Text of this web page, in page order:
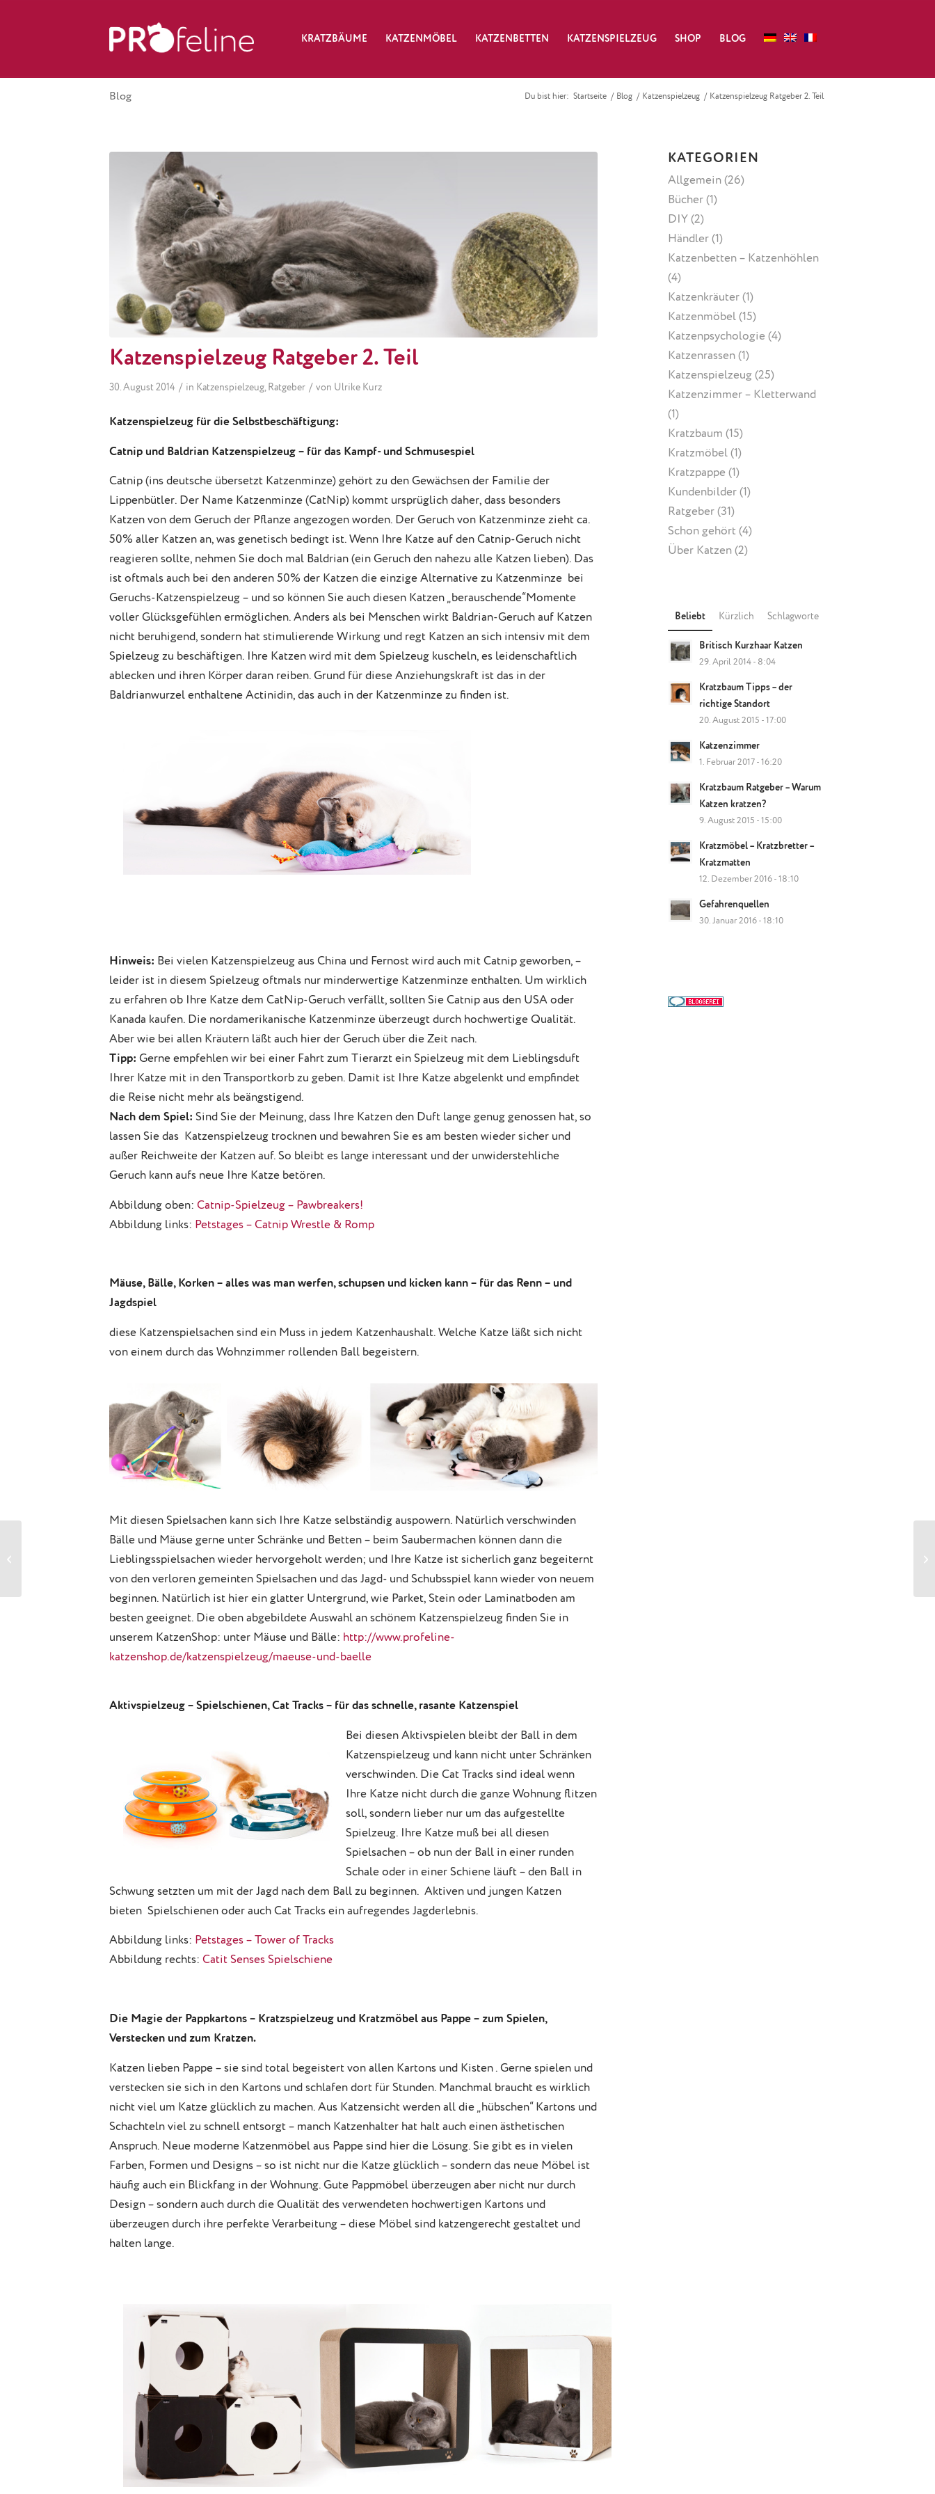
KRATZBÄUME KATZENMÖBEL KATZENBETTEN KATZENSPIELZEUG SHOP BLOG
Blog Du bist hier: Startseite / Blog / Katzenspielzeug / Katzenspielzeug Ratgeber 2. Teil
Katzenspielzeug Ratgeber 2. Teil
30. August 2014 / in Katzenspielzeug, Ratgeber / von Ulrike Kurz
Katzenspielzeug für die Selbstbeschäftigung:
Catnip und Baldrian Katzenspielzeug – für das Kampf- und Schmusespiel
Catnip (ins deutsche übersetzt Katzenminze) gehört zu den Gewächsen der Familie der
Lippenbütler. Der Name Katzenminze (CatNip) kommt ursprüglich daher, dass besonders
Katzen von dem Geruch der Pflanze angezogen worden. Der Geruch von Katzenminze zieht ca.
50% aller Katzen an, was genetisch bedingt ist. Wenn Ihre Katze auf den Catnip-Geruch nicht
reagieren sollte, nehmen Sie doch mal Baldrian (ein Geruch den nahezu alle Katzen lieben). Das
ist oftmals auch bei den anderen 50% der Katzen die einzige Alternative zu Katzenminze bei
Geruchs-Katzenspielzeug – und so können Sie auch diesen Katzen „berauschende“Momente
voller Glücksgefühlen ermöglichen. Anders als bei Menschen wirkt Baldrian-Geruch auf Katzen
nicht beruhigend, sondern hat stimulierende Wirkung und regt Katzen an sich intensiv mit dem
Spielzeug zu beschäftigen. Ihre Katzen wird mit dem Spielzeug kuscheln, es leidenschaftlich
ablecken und ihren Körper daran reiben. Grund für diese Anziehungskraft ist das in der
Baldrianwurzel enthaltene Actinidin, das auch in der Katzenminze zu finden ist.
Hinweis: Bei vielen Katzenspielzeug aus China und Fernost wird auch mit Catnip geworben, –
leider ist in diesem Spielzeug oftmals nur minderwertige Katzenminze enthalten. Um wirklich
zu erfahren ob Ihre Katze dem CatNip-Geruch verfällt, sollten Sie Catnip aus den USA oder
Kanada kaufen. Die nordamerikanische Katzenminze überzeugt durch hochwertige Qualität.
Aber wie bei allen Kräutern läßt auch hier der Geruch über die Zeit nach.
Tipp: Gerne empfehlen wir bei einer Fahrt zum Tierarzt ein Spielzeug mit dem Lieblingsduft
Ihrer Katze mit in den Transportkorb zu geben. Damit ist Ihre Katze abgelenkt und empfindet
die Reise nicht mehr als beängstigend.
Nach dem Spiel: Sind Sie der Meinung, dass Ihre Katzen den Duft lange genug genossen hat, so
lassen Sie das Katzenspielzeug trocknen und bewahren Sie es am besten wieder sicher und
außer Reichweite der Katzen auf. So bleibt es lange interessant und der unwiderstehliche
Geruch kann aufs neue Ihre Katze betören.
Abbildung oben: Catnip-Spielzeug – Pawbreakers!
Abbildung links: Petstages – Catnip Wrestle & Romp
Mäuse, Bälle, Korken – alles was man werfen, schupsen und kicken kann – für das Renn – und
Jagdspiel
diese Katzenspielsachen sind ein Muss in jedem Katzenhaushalt. Welche Katze läßt sich nicht
von einem durch das Wohnzimmer rollenden Ball begeistern.
Mit diesen Spielsachen kann sich Ihre Katze selbständig auspowern. Natürlich verschwinden
Bälle und Mäuse gerne unter Schränke und Betten – beim Saubermachen können dann die
Lieblingsspielsachen wieder hervorgeholt werden; und Ihre Katze ist sicherlich ganz begeiternt
von den verloren gemeinten Spielsachen und das Jagd- und Schubsspiel kann wieder von neuem
beginnen. Natürlich ist hier ein glatter Untergrund, wie Parket, Stein oder Laminatboden am
besten geeignet. Die oben abgebildete Auswahl an schönem Katzenspielzeug finden Sie in
unserem KatzenShop: unter Mäuse und Bälle: http://www.profeline-
katzenshop.de/katzenspielzeug/maeuse-und-baelle
Aktivspielzeug – Spielschienen, Cat Tracks – für das schnelle, rasante Katzenspiel
Bei diesen Aktivspielen bleibt der Ball in dem
Katzenspielzeug und kann nicht unter Schränken
verschwinden. Die Cat Tracks sind ideal wenn
Ihre Katze nicht durch die ganze Wohnung flitzen
soll, sondern lieber nur um das aufgestellte
Spielzeug. Ihre Katze muß bei all diesen
Spielsachen – ob nun der Ball in einer runden
Schale oder in einer Schiene läuft – den Ball in
Schwung setzten um mit der Jagd nach dem Ball zu beginnen. Aktiven und jungen Katzen
bieten Spielschienen oder auch Cat Tracks ein aufregendes Jagderlebnis.
Abbildung links: Petstages – Tower of Tracks
Abbildung rechts: Catit Senses Spielschiene
Die Magie der Pappkartons – Kratzspielzeug und Kratzmöbel aus Pappe – zum Spielen,
Verstecken und zum Kratzen.
Katzen lieben Pappe – sie sind total begeistert von allen Kartons und Kisten . Gerne spielen und
verstecken sie sich in den Kartons und schlafen dort für Stunden. Manchmal braucht es wirklich
nicht viel um Katze glücklich zu machen. Aus Katzensicht werden all die „hübschen“ Kartons und
Schachteln viel zu schnell entsorgt – manch Katzenhalter hat halt auch einen ästhetischen
Anspruch. Neue moderne Katzenmöbel aus Pappe sind hier die Lösung. Sie gibt es in vielen
Farben, Formen und Designs – so ist nicht nur die Katze glücklich – sondern das neue Möbel ist
häufig auch ein Blickfang in der Wohnung. Gute Pappmöbel überzeugen aber nicht nur durch
Design – sondern auch durch die Qualität des verwendeten hochwertigen Kartons und
überzeugen durch ihre perfekte Verarbeitung – diese Möbel sind katzengerecht gestaltet und
halten lange.
KATEGORIEN
Allgemein(26)
Bücher(1)
DIY (2)
Händler(1)
Katzenbetten – Katzenhöhlen
(4)
Katzenkräuter(1)
Katzenmöbel(15)
Katzenpsychologie (4)
Katzenrassen(1)
Katzenspielzeug(25)
Katzenzimmer – Kletterwand
(1)
Kratzbaum (15)
Kratzmöbel(1)
Kratzpappe (1)
Kundenbilder(1)
Ratgeber(31)
Schon gehört(4)
Über Katzen(2)
Beliebt Kürzlich Schlagworte
Britisch Kurzhaar Katzen
29. April 2014 - 8:04
Kratzbaum Tipps – der
richtige Standort
20. August 2015 - 17:00
Katzenzimmer
1. Februar 2017 - 16:20
Kratzbaum Ratgeber – Warum
Katzen kratzen?
9. August 2015 - 15:00
Kratzmöbel – Kratzbretter –
Kratzmatten
12. Dezember 2016 - 18:10
Gefahrenquellen
30. Januar 2016 - 18:10